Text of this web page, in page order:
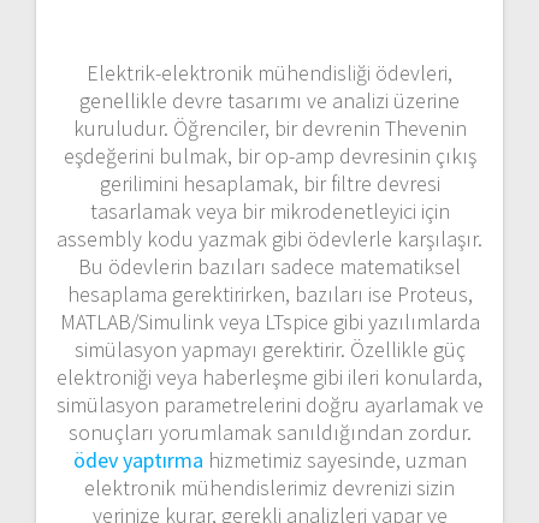
Elektrik-elektronik mühendisliği ödevleri,
genellikle devre tasarımı ve analizi üzerine
kuruludur. Öğrenciler, bir devrenin Thevenin
eşdeğerini bulmak, bir op-amp devresinin çıkış
gerilimini hesaplamak, bir filtre devresi
tasarlamak veya bir mikrodenetleyici için
assembly kodu yazmak gibi ödevlerle karşılaşır.
Bu ödevlerin bazıları sadece matematiksel
hesaplama gerektirirken, bazıları ise Proteus,
MATLAB/Simulink veya LTspice gibi yazılımlarda
simülasyon yapmayı gerektirir. Özellikle güç
elektroniği veya haberleşme gibi ileri konularda,
simülasyon parametrelerini doğru ayarlamak ve
sonuçları yorumlamak sanıldığından zordur.
ödev yaptırma hizmetimiz sayesinde, uzman
elektronik mühendislerimiz devrenizi sizin
yerinize kurar, gerekli analizleri yapar ve